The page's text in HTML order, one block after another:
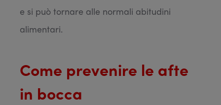
e si può tornare alle normali abitudini
alimentari.
Come prevenire le afte
in bocca